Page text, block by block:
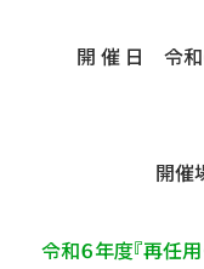
開 催 日 令和６
開催
令和６年度『再任用